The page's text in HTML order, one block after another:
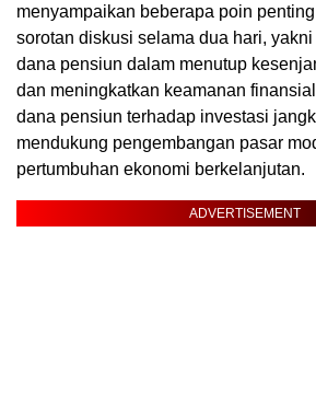
menyampaikan beberapa poin
sorotan diskusi selama dua hari,
dana pensiun dalam menutup
dan meningkatkan keamanan
dana pensiun terhadap investasi
mendukung pengembangan pasar
pertumbuhan ekonomi berkelanjutan.
ADVERTISEMENT